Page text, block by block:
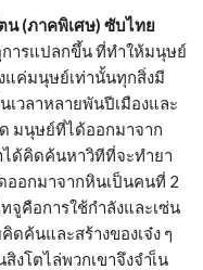
น (ภาคพิเศษ) ซับไทย
ารแปลกขึ้น ที่ทำให้มนุษย์
แค่มนุษย์เท่านั้นทุกสิ่งมี
วลาหลายพันปีเมืองและ
มนุษย์ที่ได้ออกมาจาก
ได้คิดค้นหาวิทีที่จะทำยา
อกมาจากหินเป็นคนที่ 2
จูคือการใช้กำลังและเซ่น
ค้นและสร้างของเจ๋ง ๆ
งโตไล่พวกเขาจึงจำเ็น